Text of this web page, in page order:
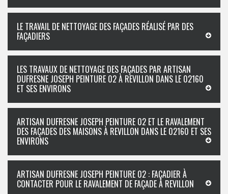
LE TRAVAIL DE NETTOYAGE DES FAÇADES RÉALISÉ PAR DES
FAÇADIERS
LES TRAVAUX DE NETTOYAGE DES FAÇADES PAR ARTISAN
DUFRESNE JOSEPH PEINTURE 02 À REVILLON DANS LE 02160
ET SES ENVIRONS
ARTISAN DUFRESNE JOSEPH PEINTURE 02 ET LE RAVALEMENT
DES FAÇADES DES MAISONS À REVILLON DANS LE 02160 ET SES
ENVIRONS
ARTISAN DUFRESNE JOSEPH PEINTURE 02 : FAÇADIER À
CONTACTER POUR LE RAVALEMENT DE FAÇADE À REVILLON